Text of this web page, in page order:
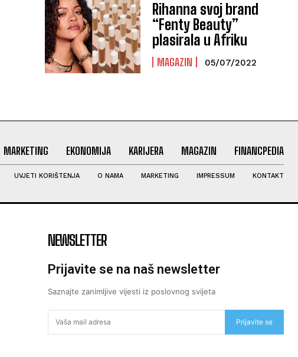
Rihanna svoj brand
“Fenty Beauty”
plasirala u Afriku
MAGAZIN 05/07/2022
MARKETING EKONOMIJA KARIJERA MAGAZIN FINANCPEDIA
UVJETI KORIŠTENJA O NAMA MARKETING IMPRESSUM KONTAKT
NEWSLETTER
Prijavite se na naš newsletter
Saznajte zanimljive vijesti iz poslovnog svijeta
Prijavite se